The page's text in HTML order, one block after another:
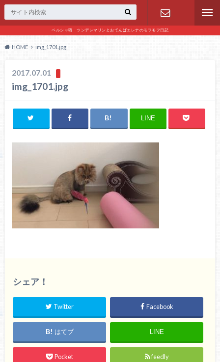
ペルシャ猫 ツンデレマリンとおてんばエレナのモフモフ日記
お問い合わ
HOME img_1701.jpg
2017.07.01
img_1701.jpg
LINE
シェア！
Twitter Facebook
はてブ LINE
Pocket feedly